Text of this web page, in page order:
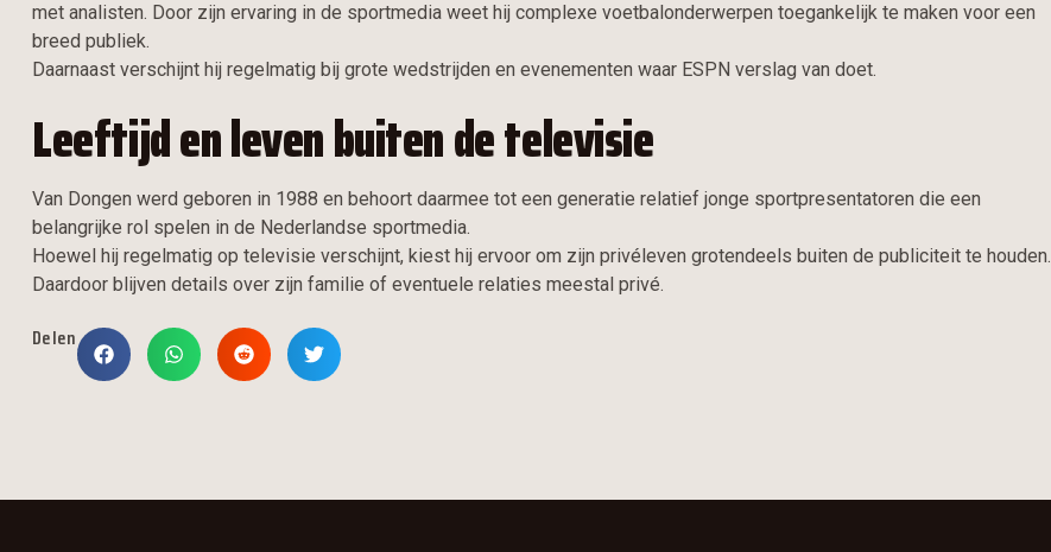
met analisten. Door zijn ervaring in de sportmedia weet hij complexe voetbalonderwerpen toegankelijk te maken voor een
breed publiek.
Daarnaast verschijnt hij regelmatig bij grote wedstrijden en evenementen waar ESPN verslag van doet.
Leeftijd en leven buiten de televisie
Van Dongen werd geboren in 1988 en behoort daarmee tot een generatie relatief jonge sportpresentatoren die een
belangrijke rol spelen in de Nederlandse sportmedia.
Hoewel hij regelmatig op televisie verschijnt, kiest hij ervoor om zijn privéleven grotendeels buiten de publiciteit te houden.
Daardoor blijven details over zijn familie of eventuele relaties meestal privé.
Delen